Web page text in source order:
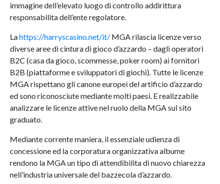
immagine dell’elevato luogo di controllo addirittura
responsabilita dell’ente regolatore.
Lahttps://harryscasino.net/it/ MGA rilascia licenze verso
diverse aree di cintura di gioco d’azzardo – dagli operatori
B2C (casa da gioco, scommesse, poker room) ai fornitori
B2B (piattaforme e sviluppatori di giochi). Tutte le licenze
MGA rispettano gli canone europei del artificio d’azzardo
ed sono riconosciute mediante molti paesi. E realizzabile
analizzare le licenze attive nel ruolo della MGA sul sito
graduato.
Mediante corrente maniera, il essenziale udienza di
concessione ed la corporatura organizzativa albume
rendono la MGA un tipo di attendibilita di nuovo chiarezza
nell’industria universale del bazzecola d’azzardo.